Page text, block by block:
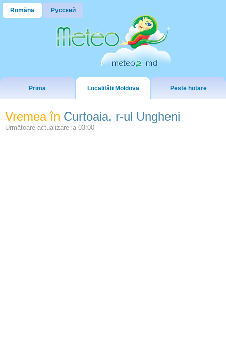
Româna Русский
Prima Localități Moldova Peste hotare
Vremea în Curtoaia, r-ul Ungheni
Următoare actualizare la 03:00